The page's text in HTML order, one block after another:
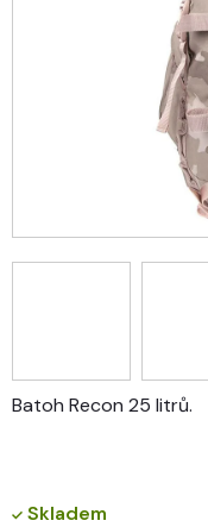
Batoh Recon 25 litrů.
Skladem